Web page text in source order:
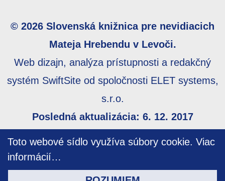
Toto webové sídlo využíva súbory cookie. Viac
informácií…
© 2026 Slovenská knižnica pre nevidiacich
Mateja Hrebendu v Levoči.
Web dizajn, analýza prístupnosti a redakčný
systém SwiftSite od spoločnosti ELET systems,
s.r.o.
Posledná aktualizácia: 6. 12. 2017
prístupnosti